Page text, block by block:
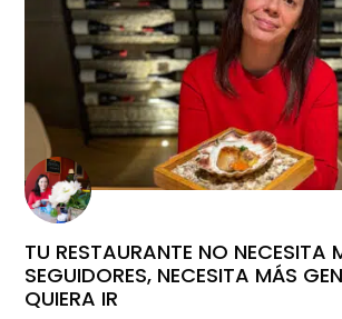
TU RESTAURANTE NO NECESITA
SEGUIDORES, NECESITA MÁS
QUIERA IR